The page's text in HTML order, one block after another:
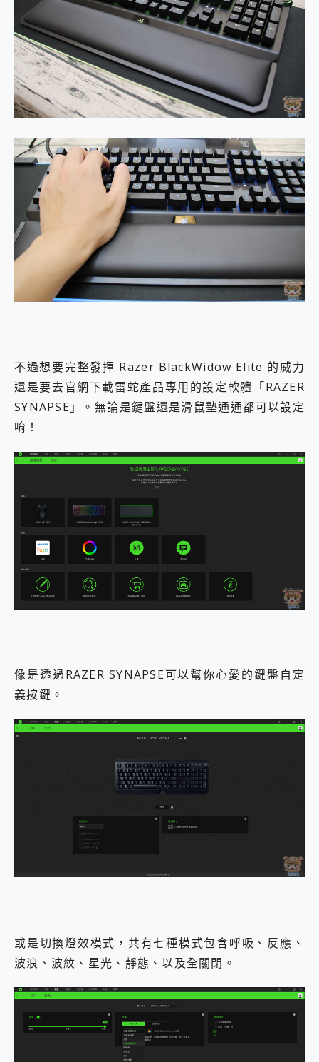
不過想要完整發揮 Razer BlackWidow Elite 的威力
還是要去官網下載雷蛇產品專用的設定軟體「RAZER
SYNAPSE」。無論是鍵盤還是滑鼠墊通通都可以設定
唷！
像是透過RAZER SYNAPSE可以幫你心愛的鍵盤自定
義按鍵。
或是切換燈效模式，共有七種模式包含呼吸、反應、
波浪、波紋、星光、靜態、以及全關閉。